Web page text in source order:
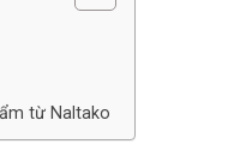
từ Naltako